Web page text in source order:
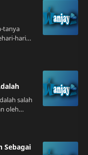
tanya
hari
oleh
waktu
Sebagai